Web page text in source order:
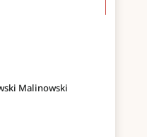
Malinowski